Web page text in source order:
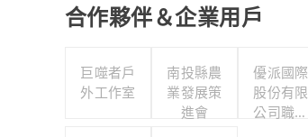
合作夥伴＆企業用戶
巨噬者戶
外工作室
南投縣農
業發展策
進會
優派國際
股份有限
公司職工